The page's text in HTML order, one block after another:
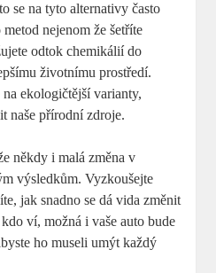
se na tyto alternativy často
nejenom že šetříte
odtok chemikálií do
životnímu prostředí.
ekologičtější varianty,
naše přírodní zdroje.
někdy i malá změna v
výsledkům. Vyzkoušejte
jak snadno se dá vida změnit
ví, možná i vaše auto bude
ho museli umýt každý